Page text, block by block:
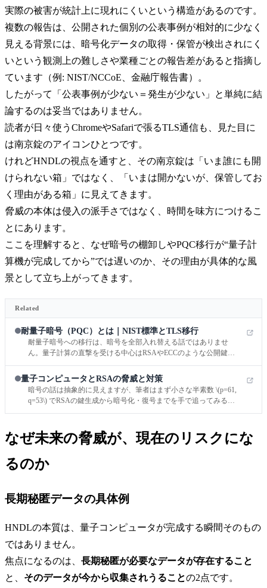
実際の被害が統計上に現れにくいという構造があるのです。
複数の報告は、公開された個別の公表事例が相対的に少なく
見える背景には、暗号化データの取得・保管が検出されにく
いという観測上の難しさや業種ごとの報告差があると指摘し
ています（例: NIST/NCCoE、金融庁報告書）。
したがって「公表事例が少ない＝発生が少ない」と単純に結
論するのは妥当ではありません。
読者が日々使うChromeやSafariで張るTLS通信も、見た目に
は南京錠のアイコンひとつです。
けれどHNDLの視点を通すと、その南京錠は「いま誰にも開
けられない箱」ではなく、「いまは開かないが、保管してお
く理由がある箱」に見えてきます。
脅威の本体は侵入の派手さではなく、時間を味方につけるこ
とにあります。
ここを理解すると、なぜ暗号の棚卸しやPQC移行が“量子計
算機が完成してから”では遅いのか、その理由が具体的な風
景として立ち上がってきます。
Related
耐量子暗号（PQC）とは｜NIST標準とTLS移行
耐量子暗号への移行は、暗号を全部入れ替える話ではありませ
ん。量子計算の直撃を受ける中心はRSAやECCのような公開鍵暗
えるべき場所を見極めることが出発点になります。
量子コンピュータとRSAの脅威と対策
暗号の話は抽象的に見えますが、筆者はまず小さな半素数 \(p=61,
q=53\) でRSAの鍵生成から暗号化・復号までを手で追ってみると
なぜ未来の脅威が、現在のリスクにな
るのか
長期秘匿データの具体例
HNDLの本質は、量子コンピュータが完成する瞬間そのもの
ではありません。
焦点になるのは、 長期秘匿が必要なデータが存在すること
と、 そのデータが今から収集されうることの2点です。